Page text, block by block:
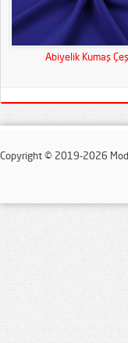
Abiyelik Kumaş
Copyright © 2019-2026